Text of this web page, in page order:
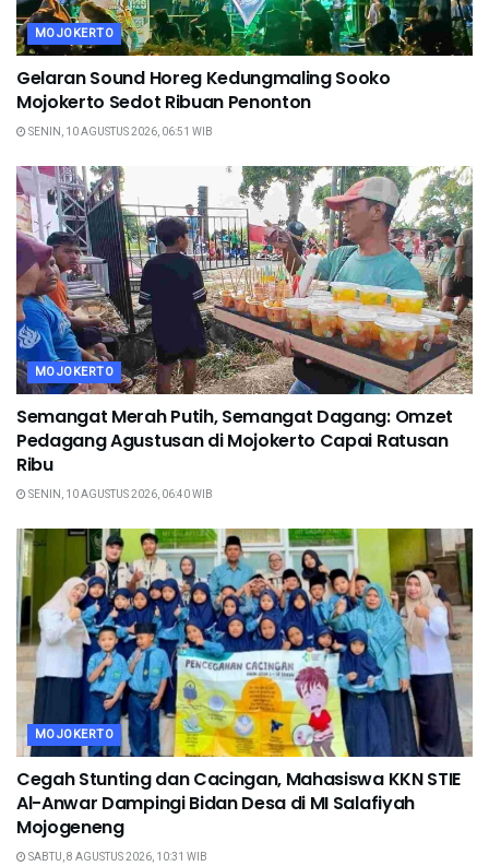
MOJOKERTO
Gelaran Sound Horeg Kedungmaling Sooko
Mojokerto Sedot Ribuan Penonton
SENIN, 10 AGUSTUS 2026, 06:51 WIB
MOJOKERTO
Semangat Merah Putih, Semangat Dagang: Omzet
Pedagang Agustusan di Mojokerto Capai Ratusan
Ribu
SENIN, 10 AGUSTUS 2026, 06:40 WIB
MOJOKERTO
Cegah Stunting dan Cacingan, Mahasiswa KKN STIE
Al-Anwar Dampingi Bidan Desa di MI Salafiyah
Mojogeneng
SABTU, 8 AGUSTUS 2026, 10:31 WIB